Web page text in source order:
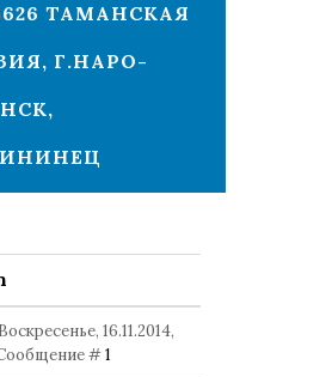
ТАМАНСКАЯ
Г.НАРО-
16.11.2014,
Сообщение #1